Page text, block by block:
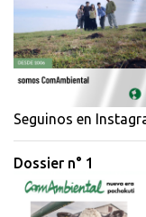
t
a
i
o
s
Seguinos en
Dossier n° 1